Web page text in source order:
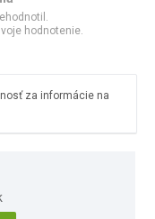
hodnotenie.
za informácie na